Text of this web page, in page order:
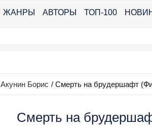
ЖАНРЫ АВТОРЫ ТОП-100
Акунин Борис / Смерть на брудершафт
Смерть на